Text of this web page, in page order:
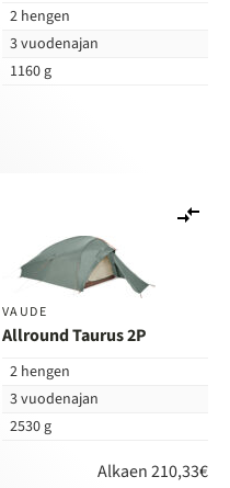
2 hengen
3 vuodenajan
1160 g
VAUDE
Allround Taurus 2P
2 hengen
3 vuodenajan
2530 g
Alkaen 210,33€